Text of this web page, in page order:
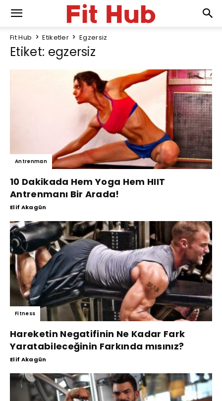
Fit Hub Etiketler Egzersiz
Etiket: egzersiz
Antrenman
10 Dakikada Hem Yoga Hem HIIT
Antrenmanı Bir Arada!
Elif Akagün
Fitness
Hareketin Negatifinin Ne Kadar Fark
Yaratabileceğinin Farkında mısınız?
Elif Akagün